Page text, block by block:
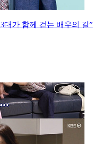
대가 함께 걷는 배우의 길”